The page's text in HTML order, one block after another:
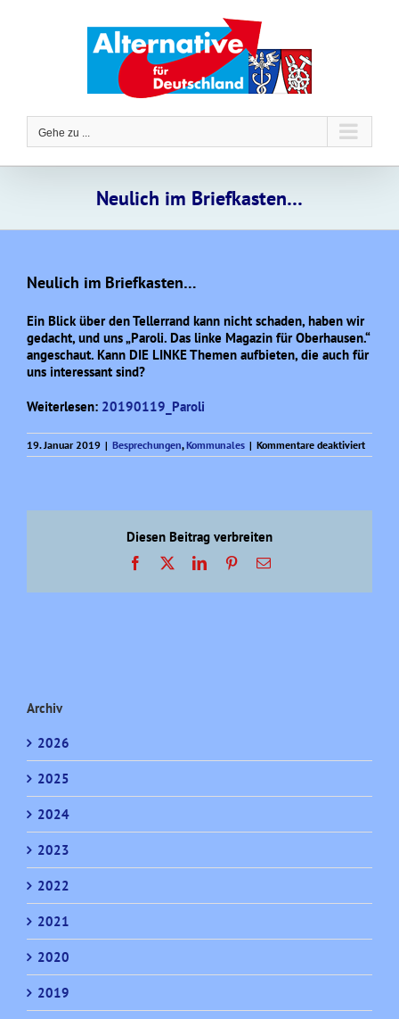
Gehe zu ...
Neulich im Briefkasten…
Neulich im Briefkasten…
Ein Blick über den Tellerrand kann nicht schaden, haben wir
gedacht, und uns „Paroli. Das linke Magazin für Oberhausen.“
angeschaut. Kann DIE LINKE Themen aufbieten, die auch für
uns interessant sind?
Weiterlesen: 20190119_Paroli
19. Januar 2019 | Besprechungen,Kommunales | Kommentare deaktiviertfür
Neulich
Diesen Beitrag verbreiten
Facebook LinkedInPinterest
E-
Archiv
2026
2025
2024
2023
2022
2021
2020
2019